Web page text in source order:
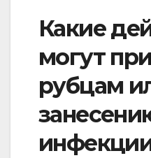
Какие
могут
рубцам